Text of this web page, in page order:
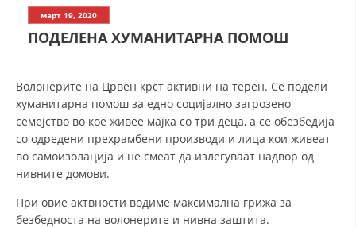
КОНТАКТ ИНФОРМАЦИИ
ЧЛЕНСТВО ВО ПРОФЕСИОНАЛНИ ТЕЛА
март 19, 2020
ПОДЕЛЕНА ХУМАНИТАРНА ПОМОШ
Волонерите на Црвен крст активни на терен. Се подели
хуманитарна помош за едно социјално загрозено
семејство во кое живее мајка со три деца, а се обезбедија
со одредени прехрамбени производи и лица кои живеат
во самоизолација и не смеат да излегуваат надвор од
нивните домови.
При овие актвности водиме максимална грижа за
безбедноста на волонерите и нивна заштита.